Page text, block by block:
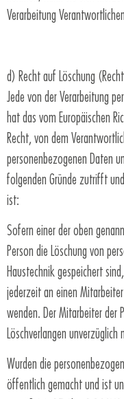
Verarbeitung
d) Recht auf Löschung
Jede von der Verarbeitung
hat das vom Europäischen
Recht, von dem
personenbezogenen Daten
folgenden Gründe zutrifft
ist:
Sofern einer der oben
Person die Löschung von
Haustechnik gespeichert
jederzeit an einen
wenden. Der Mitarbeiter der
Löschverlangen
Wurden die
öffentlich gemacht und ist